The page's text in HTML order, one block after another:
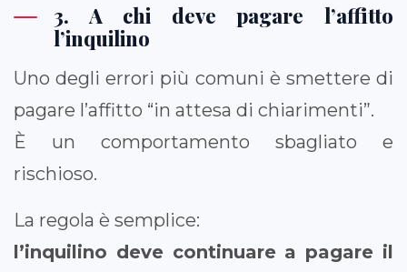
3. A chi deve pagare l’affitto
l’inquilino
Uno degli errori più comuni è smettere di
pagare l’affitto “in attesa di chiarimenti”.
È un comportamento sbagliato e
rischioso.
La regola è semplice:
l’inquilino deve continuare a pagare il